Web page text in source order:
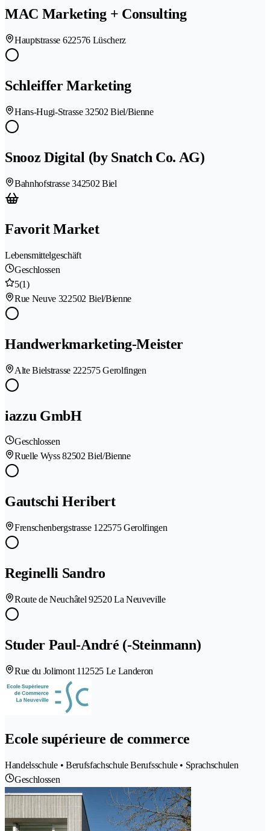
MAC Marketing + Consulting
Hauptstrasse 622576 Lüscherz
Schleiffer Marketing
Hans-Hugi-Strasse 32502 Biel/Bienne
Snooz Digital (by Snatch Co. AG)
Bahnhofstrasse 342502 Biel
Favorit Market
Lebensmittelgeschäft
Geschlossen
5(1)
Rue Neuve 322502 Biel/Bienne
Handwerkmarketing-Meister
Alte Bielstrasse 222575 Gerolfingen
iazzu GmbH
Geschlossen
Ruelle Wyss 82502 Biel/Bienne
Gautschi Heribert
Frenschenbergstrasse 122575 Gerolfingen
Reginelli Sandro
Route de Neuchâtel 92520 La Neuveville
Studer Paul-André (-Steinmann)
Rue du Jolimont 112525 Le Landeron
Ecole supérieure de commerce
Handelsschule • Berufsfachschule Berufsschule • Sprachschulen
Geschlossen